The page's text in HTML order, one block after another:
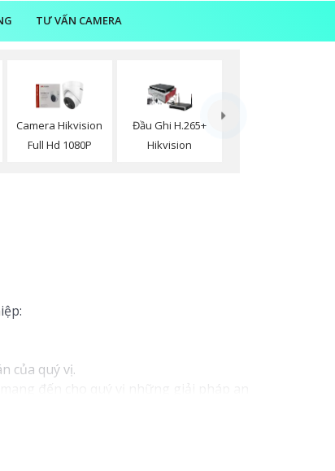
TƯ VẤN CAMERA
Camera Hikvision
Full Hd 1080P
Đầu Ghi H.265+
Hikvision
của quý vị.
đến cho quý vị những giải pháp an
Với các tính năng và công nghệ tiên
dự án của quý vị.